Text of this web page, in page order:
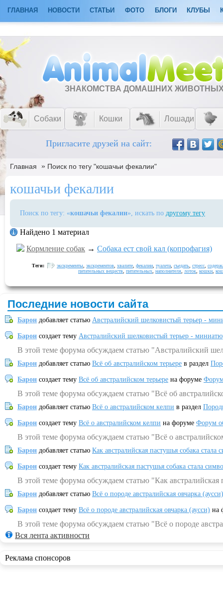
ГЛАВНАЯ НОВОСТИ СТАТЬИ ФОТО БЛОГИ КЛУБЫ
ЗНАКОМСТВА ДОМАШНИХ
Собаки Кошки Лошади
Пригласите друзей на сайт:
Главная » Поиск по тегу "кошачьи фекалии"
кошачьи фекалии
Поиск по тегу: «кошачьи фекалии», искать по другому тегу
Найдено 1 материал
Кормление собак → Собака ест свой кал (копрофагия)
Теги: экскременты экскрементов хвалите фекалии туалета съедать стресс
питательных веществ питательных наполнителя лоток кошки
Последние новости сайта
Барон добавляет статью Австралийский шелковистый терьер -
Барон создает тему Австралийский шелковистый терьер -
В этой теме форума обсуждаем статью "Австралийский
Барон добавляет статью Всё об австралийском терьере в раздел
Барон создает тему Всё об австралийском терьере на форуме
В этой теме форума обсуждаем статью "Всё об
Барон добавляет статью Всё о австралийском келпи в раздел
Барон создает тему Всё о австралийском келпи на форуме Форум
В этой теме форума обсуждаем статью "Всё о
Барон добавляет статью Как австралийская пастушья собака
Барон создает тему Как австралийская пастушья собака стала
В этой теме форума обсуждаем статью "Как
Барон добавляет статью Всё о породе австралийская овчарка (аусси)
Барон создает тему Всё о породе австралийская овчарка (аусси) на
В этой теме форума обсуждаем статью "Всё о породе
Вся лента активности
Реклама спонсоров